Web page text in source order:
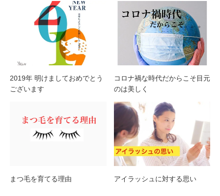
2019年 明けましておめでとう
ございます
コロナ禍な時代だからこそ目元
のは美しく
まつ毛を育てる理由 アイラッシュに対する思い